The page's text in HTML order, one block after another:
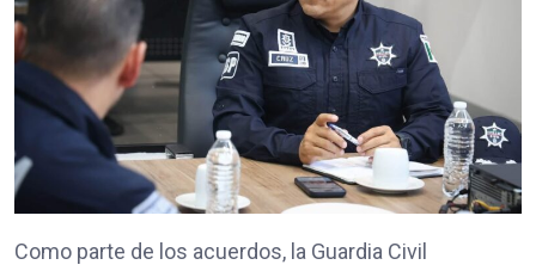
Como parte de los acuerdos, la Guardia Civil